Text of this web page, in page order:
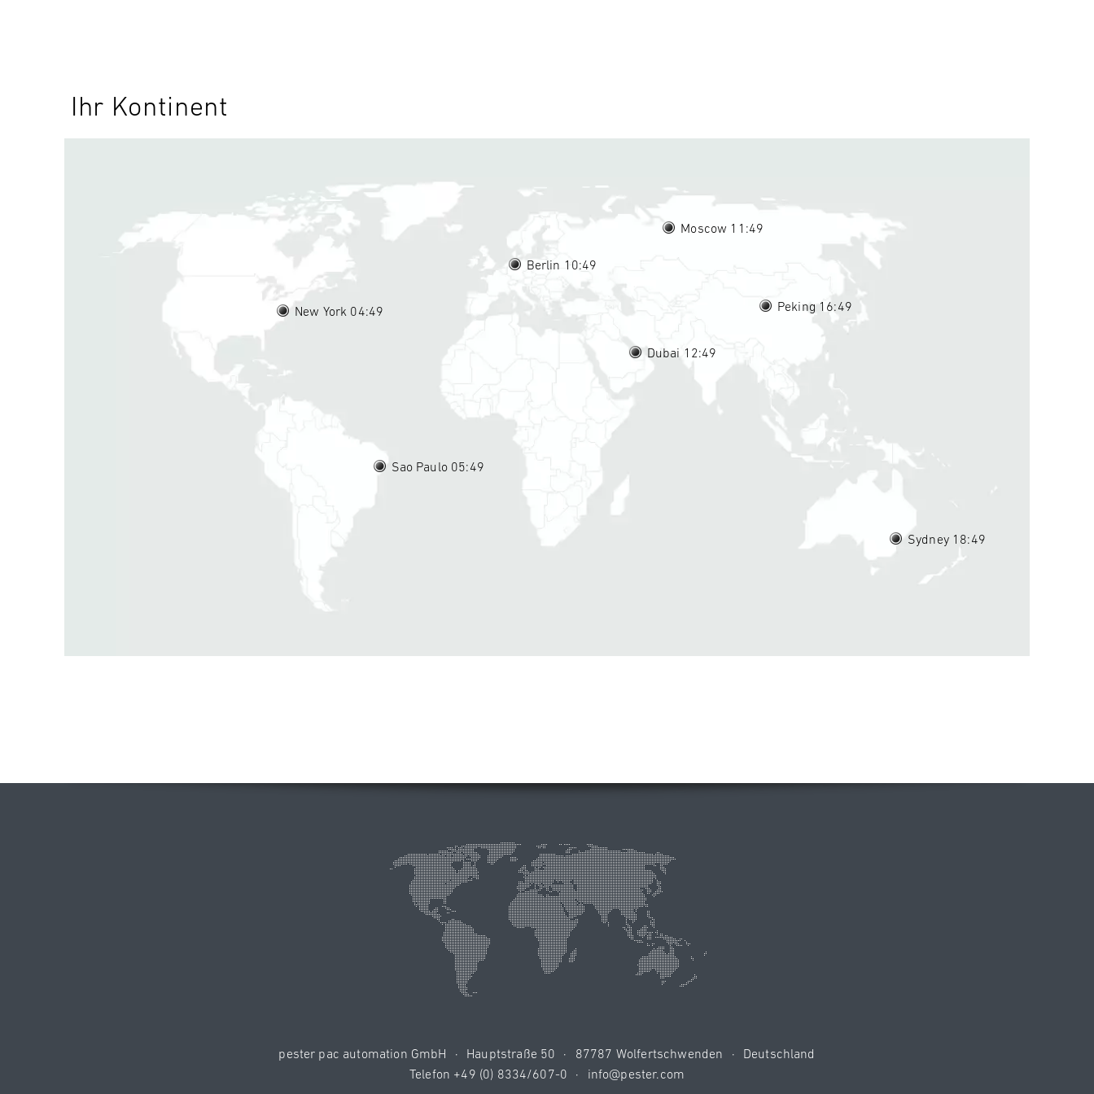
Ihr Kontinent
New York 04 49
Berlin 10 49
Sao Paulo 05 49
Moscow 11 49
Sydney 18 49
Dubai 12 49
Peking 16 49
pester pac automation GmbH · Hauptstraße 50 · 87787 Wolfertschwenden ·
Deutschland
Telefon +49 (0) 8334/607-0 · info@pester.com